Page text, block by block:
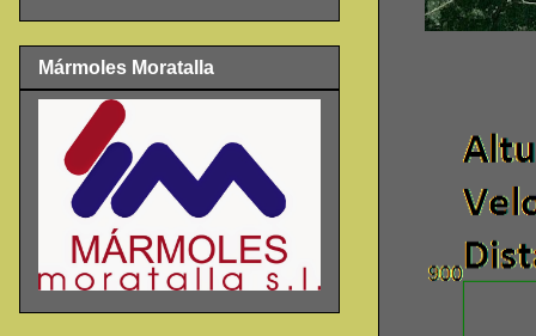
Mármoles Moratalla